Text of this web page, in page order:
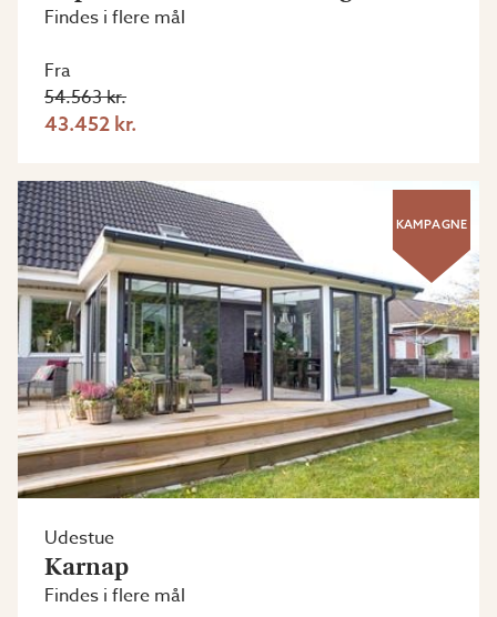
Findes i flere mål
Fra
54.563 kr.
43.452 kr.
KAMPAGNE
Udestue
Karnap
Findes i flere mål